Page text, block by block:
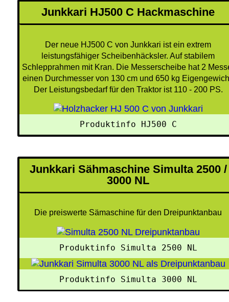
Junkkari HJ500 C Hackmaschine
Der neue HJ500 C von Junkkari ist ein extrem
leistungsfähiger Scheibenhäcksler. Auf stabilem
Schlepprahmen mit Kran. Die Messerscheibe hat 2
einen Durchmesser von 130 cm und 650 kg
Der Leistungsbedarf für den Traktor ist 110 - 200 PS.
Produktinfo HJ500 C
Junkkari Sähmaschine Simulta 2500 /
3000 NL
Die preiswerte Sämaschine für den Dreipunktanbau
Produktinfo Simulta 2500 NL
Produktinfo Simulta 3000 NL